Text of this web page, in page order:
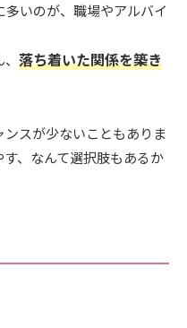
いのが、職場やアルバイ
落ち着いた関係を築き
スが少ないこともありま
、なんて選択肢もあるか